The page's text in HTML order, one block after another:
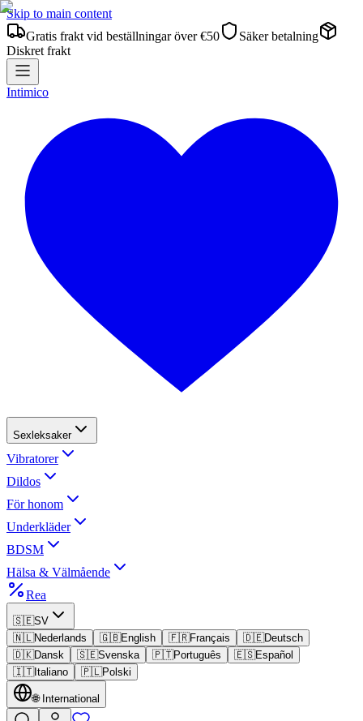
Skip to main content
Gratis frakt vid beställningar över €50
Säker betalning
Diskret frakt
Intimico
Sexleksaker
Vibratorer
Dildos
För honom
Underkläder
BDSM
Hälsa & Välmående
Rea
🇸🇪SV
🇳🇱Nederlands 🇬🇧English 🇫🇷Français 🇩🇪Deutsch
🇩🇰Dansk 🇸🇪Svenska 🇵🇹Português 🇪🇸Español
🇮🇹Italiano 🇵🇱Polski
🌐 International